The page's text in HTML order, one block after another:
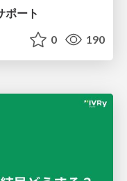
ポート
0 190